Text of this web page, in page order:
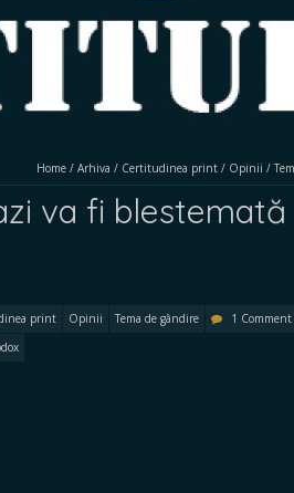
Home / Arhiva / Certitudinea print / Opinii /
va fi
print Opinii Tema de gândire
1 Comment